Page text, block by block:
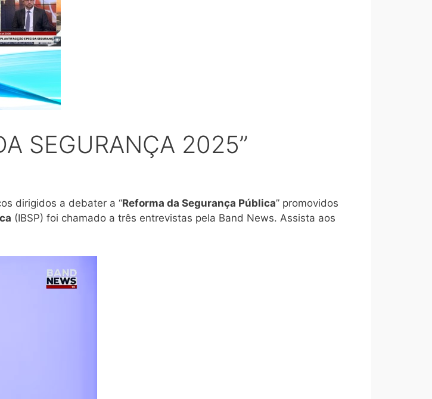
SEGURANÇA 2025”
dirigidos a debater a “Reforma da Segurança Pública” promovidos
(IBSP) foi chamado a três entrevistas pela Band News. Assista aos